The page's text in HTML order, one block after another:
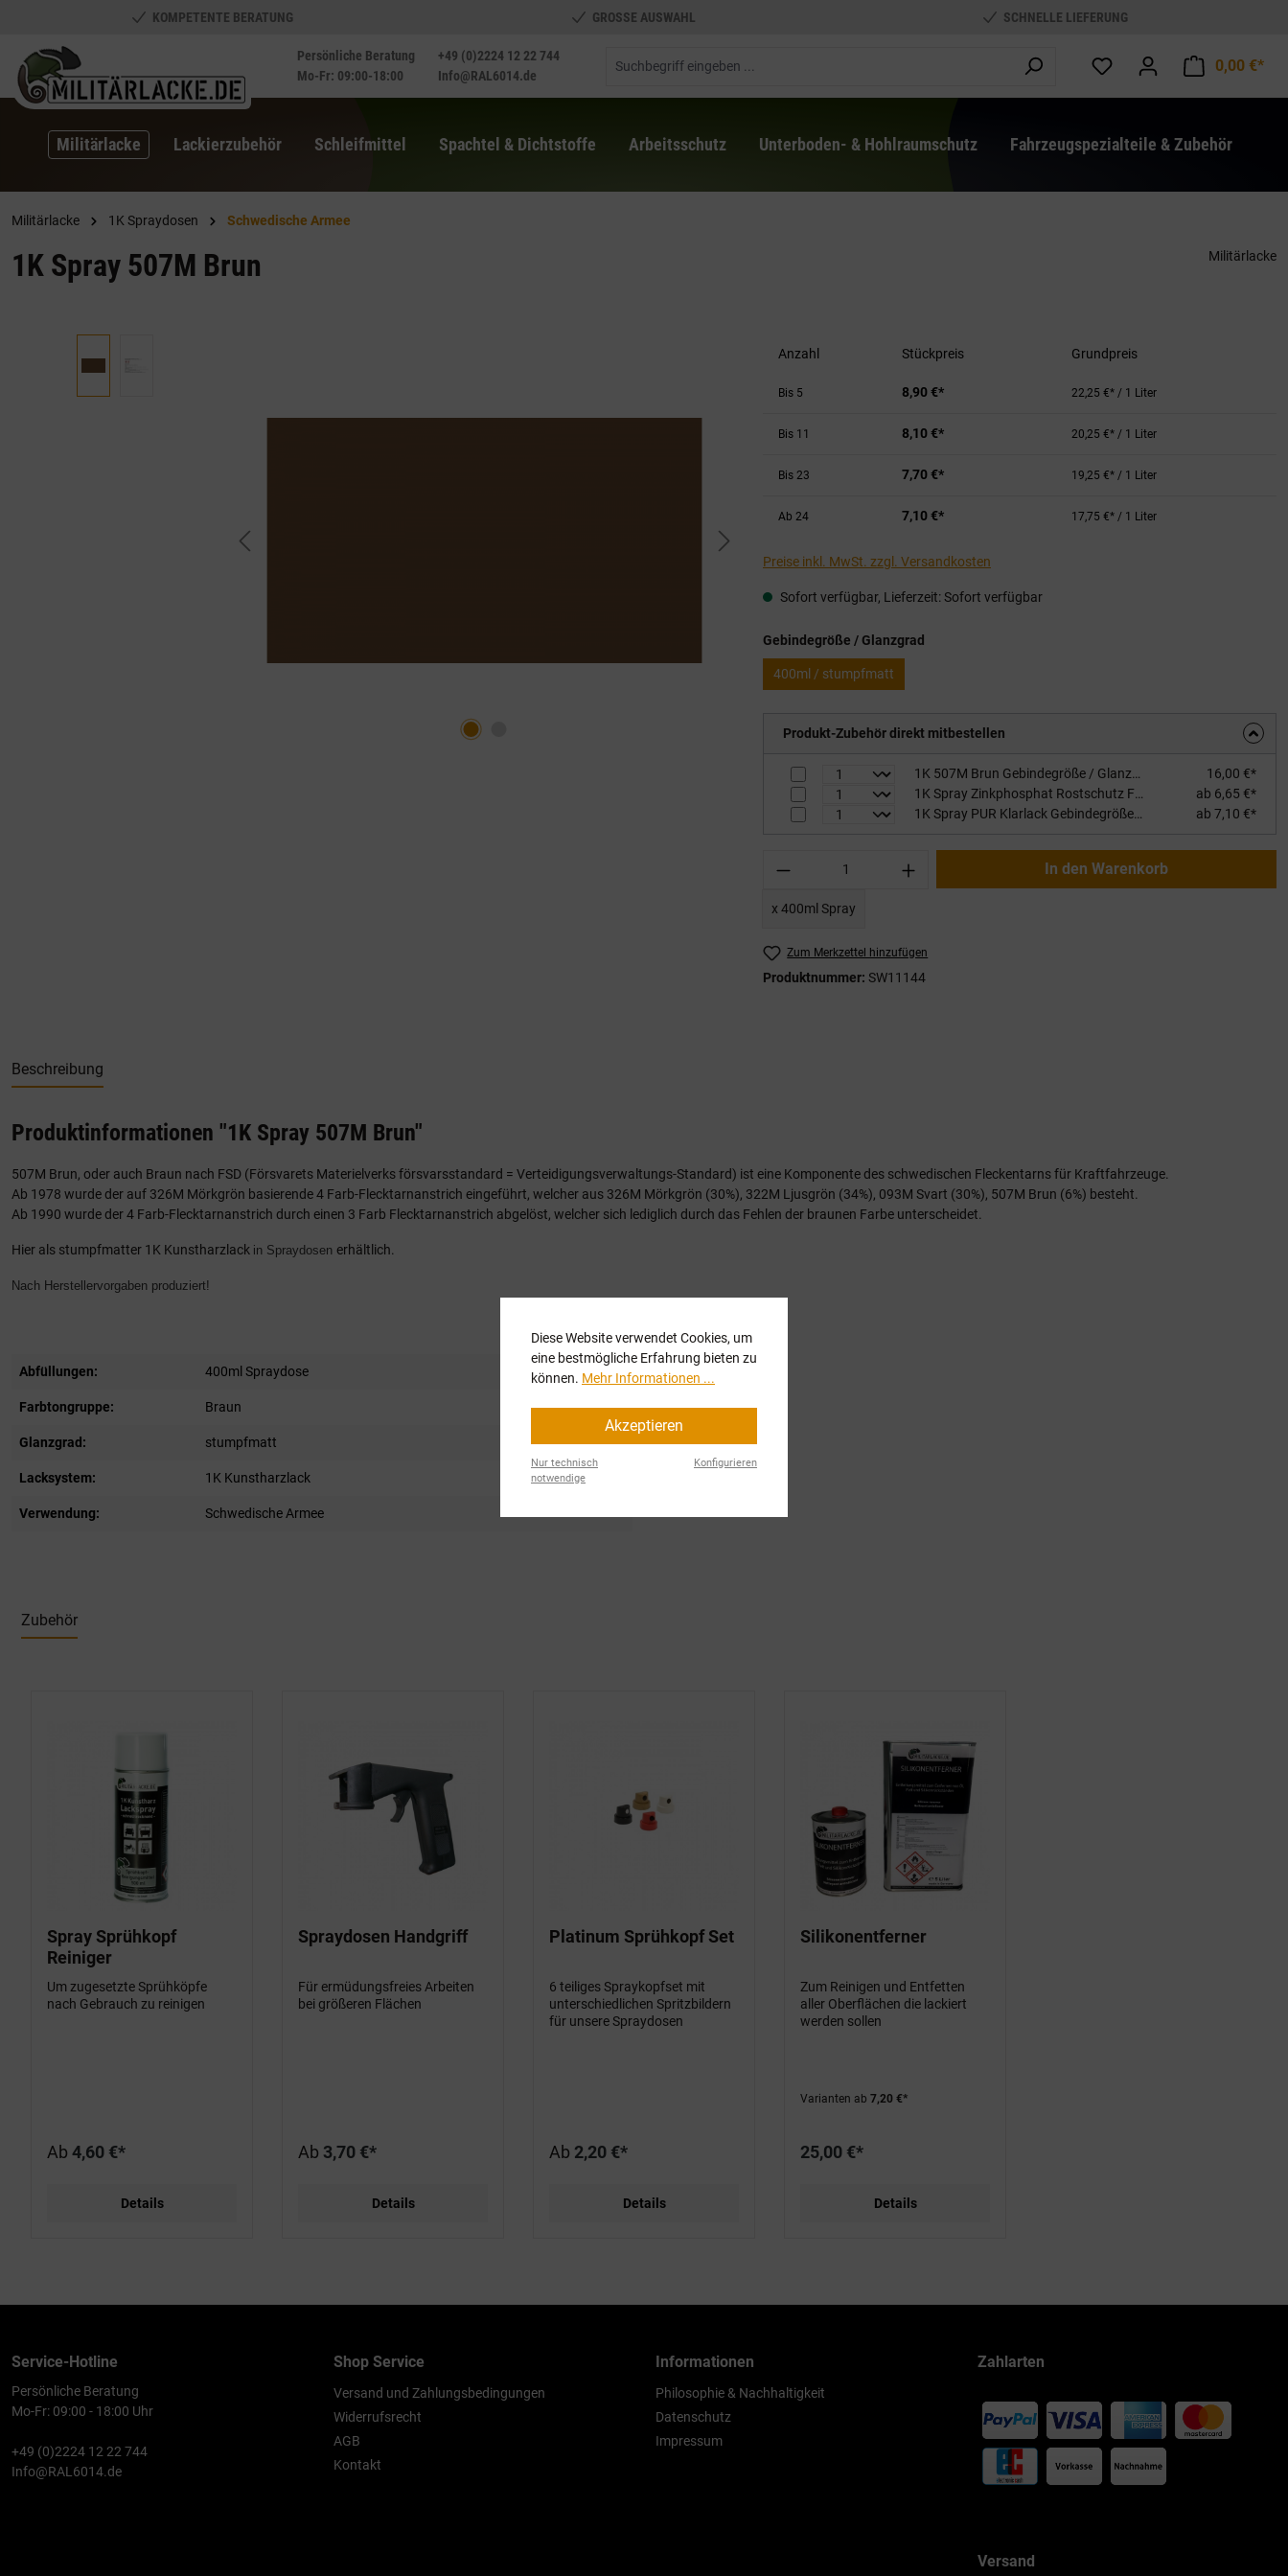
Zur Hauptnavigation springen
KOMPETENTE BERATUNG GROSSE AUSWAHL SCHNELLE LIEFERUNG
Persönliche Beratung
Mo-Fr: 09:00-18:00
+49 (0)2224 12 22 744
Info@RAL6014.de
0,00 €*
Militärlacke Lackierzubehör Schleifmittel Spachtel & Dichtstoffe Arbeitsschutz Unterboden- & Hohlraumschutz Fahrzeugspezialteile & Zubehör
Militärlacke 1K Spraydosen Schwedische Armee
1K Spray 507M Brun Militärlacke
Anzahl Stückpreis Grundpreis
Bis 5 8,90 €* 22,25 €* / 1 Liter
Bis 11 8,10 €* 20,25 €* / 1 Liter
Bis 23 7,70 €* 19,25 €* / 1 Liter
Ab 24 7,10 €* 17,75 €* / 1 Liter
Preise inkl. MwSt. zzgl. Versandkosten
Sofort verfügbar, Lieferzeit: Sofort verfügbar
Gebindegröße / Glanzgrad
400ml / stumpfmatt
Produkt-Zubehör direkt mitbestellen
1K 507M Brun Gebindegröße / Glanzgrad: 0,75L / stumpfmatt
16,00 €*
1K Spray Zinkphosphat Rostschutz Füllhaftgrundierung Gebindegröße / Farbton: 400ml / rotbraun
ab 6,65 €*
1K Spray PUR Klarlack Gebindegröße / Glanzgrad: 400ml / stumpfmatt
ab 7,10 €*
Produkt Anzahl: Gib den gewünschten Wert ein
x 400ml Spray
In den Warenkorb
Zum Merkzettel hinzufügen
Produktnummer: SW11144
Beschreibung
Produktinformationen "1K Spray 507M Brun"
507M Brun, oder auch Braun nach FSD (Försvarets Materielverks försvarsstandard = Verteidigungsverwaltungs-Standard) ist eine Komponente des schwedischen Fleckentarns für Kraftfahrzeuge.
Ab 1978 wurde der auf 326M Mörkgrön basierende 4 Farb-Flecktarnanstrich eingeführt, welcher aus 326M Mörkgrön (30%), 322M Ljusgrön (34%), 093M Svart (30%), 507M Brun (6%) besteht.
Ab 1990 wurde der 4 Farb-Flecktarnanstrich durch einen 3 Farb Flecktarnanstrich abgelöst, welcher sich lediglich durch das Fehlen der braunen Farbe unterscheidet.
Hier als stumpfmatter 1K Kunstharzlack in Spraydosen erhältlich.
Nach Herstellervorgaben produziert!
Abfüllungen: 400ml Spraydose
Farbtongruppe: Braun
Glanzgrad: stumpfmatt
Lacksystem: 1K Kunstharzlack
Verwendung: Schwedische Armee
Zubehör
Spray Sprühkopf
Reiniger
Um zugesetzte Sprühköpfe
nach Gebrauch zu reinigen
Ab 4,60 €*
Details
Spraydosen Handgriff
Für ermüdungsfreies Arbeiten
bei größeren Flächen
Ab 3,70 €*
Details
Platinum Sprühkopf Set
6 teiliges Spraykopfset mit
unterschiedlichen Spritzbildern
für unsere Spraydosen
Ab 2,20 €*
Details
Silikonentferner
Zum Reinigen und Entfetten
aller Oberflächen die lackiert
werden sollen
Varianten ab 7,20 €*
25,00 €*
Details
Service-Hotline
Persönliche Beratung
Mo-Fr: 09:00 - 18:00 Uhr
+49 (0)2224 12 22 744
Info@RAL6014.de
Shop Service
Versand und Zahlungsbedingungen
Widerrufsrecht
AGB
Kontakt
Informationen
Philosophie & Nachhaltigkeit
Datenschutz
Impressum
Zahlarten
Versand
Diese Website verwendet Cookies, um
eine bestmögliche Erfahrung bieten zu
können. Mehr Informationen ...
Akzeptieren
Nur technisch
notwendige
Konfigurieren